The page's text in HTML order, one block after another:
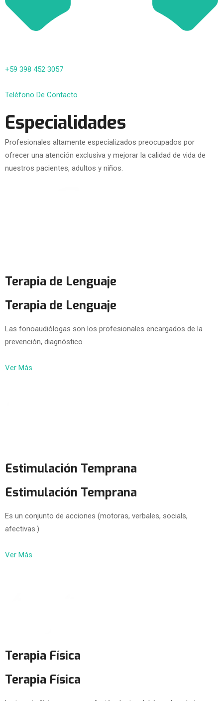
+59 398 452 3057
Teléfono De Contacto
Especialidades
Profesionales altamente especializados preocupados por
ofrecer una atención exclusiva y mejorar la calidad de vida de
nuestros pacientes, adultos y niños.
Terapia de Lenguaje
Terapia de Lenguaje
Las fonoaudiólogas son los profesionales encargados de la
prevención, diagnóstico
Ver Más
Estimulación Temprana
Estimulación Temprana
Es un conjunto de acciones (motoras, verbales, socials,
afectivas.)
Ver Más
Terapia Física
Terapia Física